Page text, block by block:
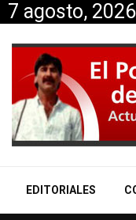
7 agosto, 2026
EDITORIALES